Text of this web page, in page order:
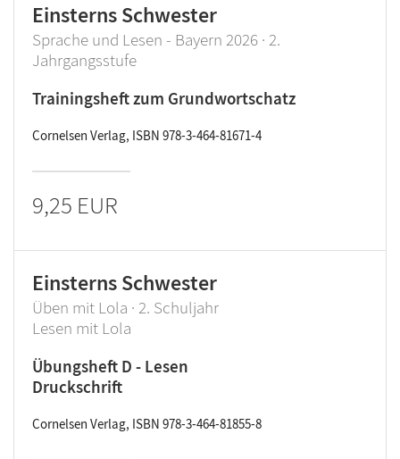
Einsterns Schwester
Sprache und Lesen - Bayern 2026 · 2.
Jahrgangsstufe
Trainingsheft zum Grundwortschatz
Cornelsen Verlag, ISBN 978-3-464-81671-4
9,25 EUR
Einsterns Schwester
Üben mit Lola · 2. Schuljahr
Lesen mit Lola
Übungsheft D - Lesen
Druckschrift
Cornelsen Verlag, ISBN 978-3-464-81855-8